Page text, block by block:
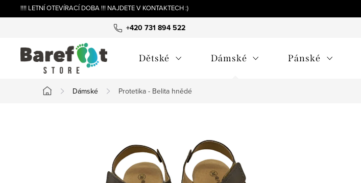
na
!!!! LETNÍ OTEVÍRACÍ DOBA !!! NAJDETE V KONTAKTECH :)
+420 731 894 522
Dětské Dámské Pánské
Domů
Dámské Protetika - Belita hnědé